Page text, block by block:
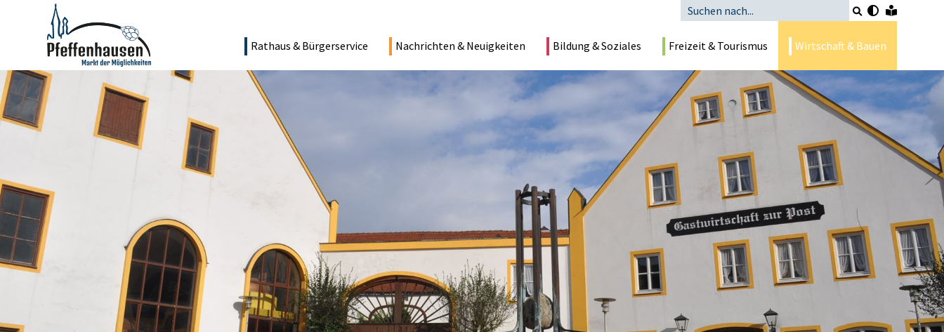
Rathaus & Bürgerservice Nachrichten & Neuigkeiten Bildung & Soziales Freizeit & Tourismus Wirtschaft & Bauen